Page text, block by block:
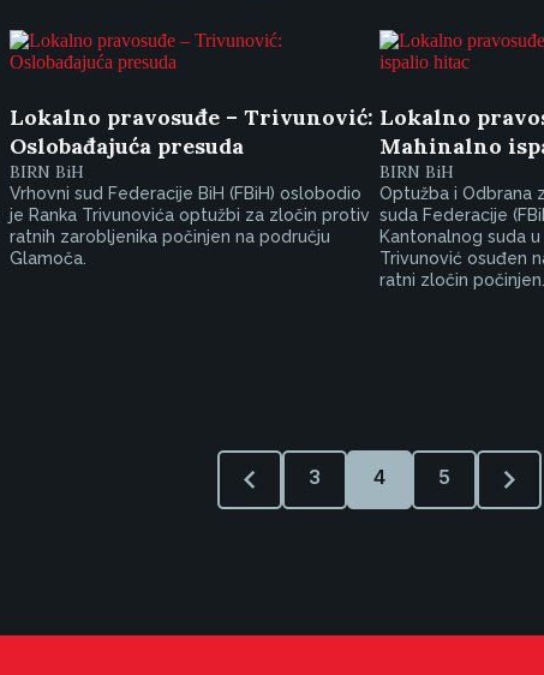
Lokalno pravosuđe – Trivunović:
Oslobađajuća presuda
BIRN BiH
Vrhovni sud Federacije BiH (FBiH) oslobodio
je Ranka Trivunovića optužbi za zločin protiv
ratnih zarobljenika počinjen na području
Glamoča.
Lokalno
Mahinalno
BIRN BiH
Optužba i Odbrana
suda Federacije
Kantonalnog suda
Trivunović osuđen
ratni zločin počinjen...
3 4 5